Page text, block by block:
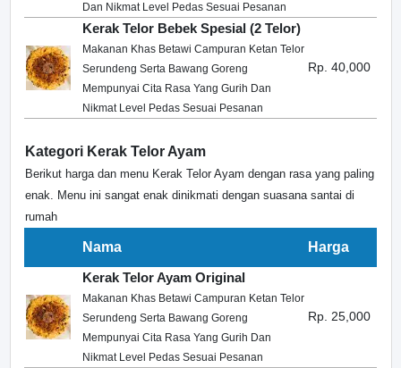
Dan Nikmat Level Pedas Sesuai Pesanan
Kerak Telor Bebek Spesial (2 Telor)
Makanan Khas Betawi Campuran Ketan Telor
Serundeng Serta Bawang Goreng
Mempunyai Cita Rasa Yang Gurih Dan
Nikmat Level Pedas Sesuai Pesanan
Rp. 40,000
Kategori Kerak Telor Ayam
Berikut harga dan menu Kerak Telor Ayam dengan rasa yang paling
enak. Menu ini sangat enak dinikmati dengan suasana santai di
rumah
Nama
Harga
Kerak Telor Ayam Original
Makanan Khas Betawi Campuran Ketan Telor
Serundeng Serta Bawang Goreng
Mempunyai Cita Rasa Yang Gurih Dan
Nikmat Level Pedas Sesuai Pesanan
Rp. 25,000